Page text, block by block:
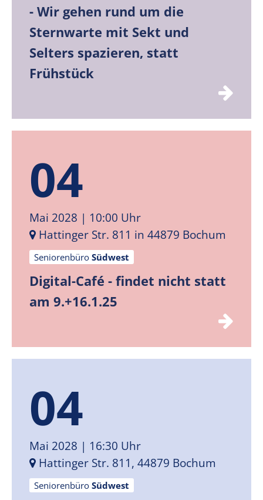
- Wir gehen rund um die
Sternwarte mit Sekt und
Selters spazieren, statt
Frühstück
04
Mai 2028 | 10:00 Uhr
Hattinger Str. 811 in 44879 Bochum
Seniorenbüro Südwest
Digital-Café - findet nicht statt
am 9.+16.1.25
04
Mai 2028 | 16:30 Uhr
Hattinger Str. 811, 44879 Bochum
Seniorenbüro Südwest